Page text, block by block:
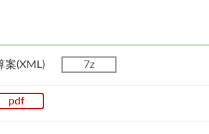
案(XML) 7z
pdf